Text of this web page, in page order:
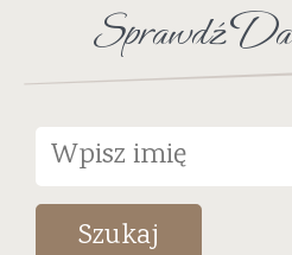
Sprawdź
Szukaj